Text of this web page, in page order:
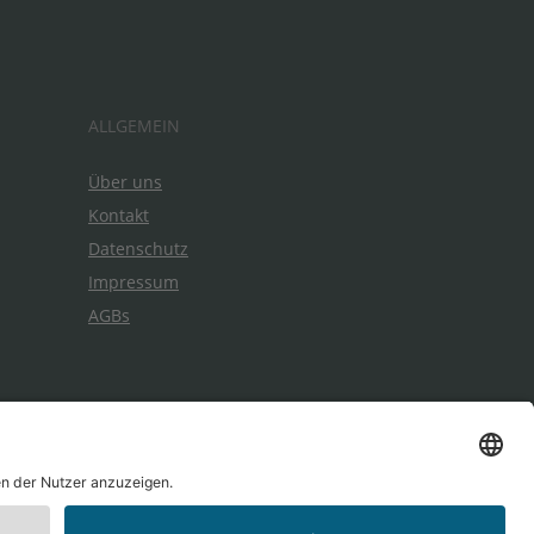
ALLGEMEIN
Über uns
Kontakt
Datenschutz
Impressum
AGBs